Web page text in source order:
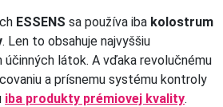
ESSENS sa používa iba kolostrum
. Len to obsahuje najvyššiu
látok. A vďaka revolučnému
a prísnemu systému kontroly
iba produkty prémiovej kvality.